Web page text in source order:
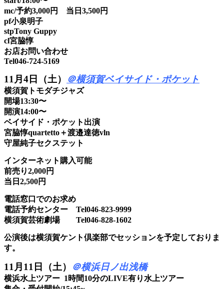
mc/予約3,000円 当日3,500円
pf小泉明子
stpTony Guppy
cl宮脇惇
お店お問い合わせ
Tel046-724-5169
11月4日（土） ＠横須賀ベイサイド・ポケット
横須賀トモダチジャズ
開場13:30〜
開演14:00〜
ベイサイド・ポケット出演
宮脇惇quartetto＋渡邉達徳vln
守屋純子セクステット
インターネット購入可能
前売り2,000円
当日2,500円
電話窓口でのお求め
電話予約センター Tel046-823-9999
横須賀芸術劇場 Tel046-828-1602
公演後は横須賀ケント倶楽部でセッションを予定しておりま
す。
11月11日（土） ＠横浜日ノ出浅橋
横浜水上ツアー 1時間10分のLIVE有り水上ツアー